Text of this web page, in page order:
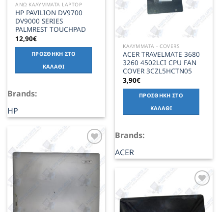
ΑΝΩ ΚΑΛΥΜΜΑΤΑ LAPTOP
HP PAVILION DV9700
DV9000 SERIES
PALMREST TOUCHPAD
12,90€
ΠΡΟΣΘΉΚΗ ΣΤΟ
ΚΑΛΆΘΙ
Brands:
HP
ΚΑΛΥΜΜΑΤΑ - COVERS
ACER TRAVELMATE 3680
3260 4502LCI CPU FAN
COVER 3CZL5HCTN05
3,90€
ΠΡΟΣΘΉΚΗ ΣΤΟ
ΚΑΛΆΘΙ
Brands:
ACER
Add to
Wishlist
Add to
Wishlist